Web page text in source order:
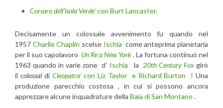
Corsaro dell’isola Verde’con Burt Lancaster.
Decisamente un colossale avvenimento fu quando nel
1957 Charlie Chaplin scelse Ischia come anteprima planetaria
per il suo capolavoro Un Re a New York. La fortuna continuò nel
1963 quando in varie zone d’ Ischia la 20th Century Foxgirò
il colossaldi Cleopatra’con Liz Taylor e Richard Burton ! Una
produzione parecchio costosa , in cui si possono ancora
apprezzare alcune inquadrature della Baia di San Montano .